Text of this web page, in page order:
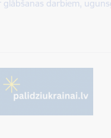
glābšanas darbiem,